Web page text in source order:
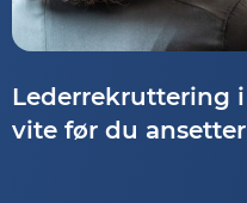
Lederrekruttering
vite før du ansetter